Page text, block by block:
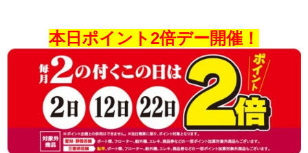
本日ポイント2倍デー開催！